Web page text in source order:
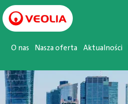
Przejdź do treści
O nas Nasza oferta Aktualności